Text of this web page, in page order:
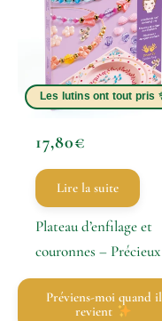
17,80€
Lire la suite
Plateau d’enfilage et
couronnes – Précieux
Préviens-moi quand il
revient